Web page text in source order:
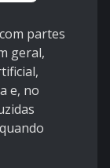
partes
geral,
e, no